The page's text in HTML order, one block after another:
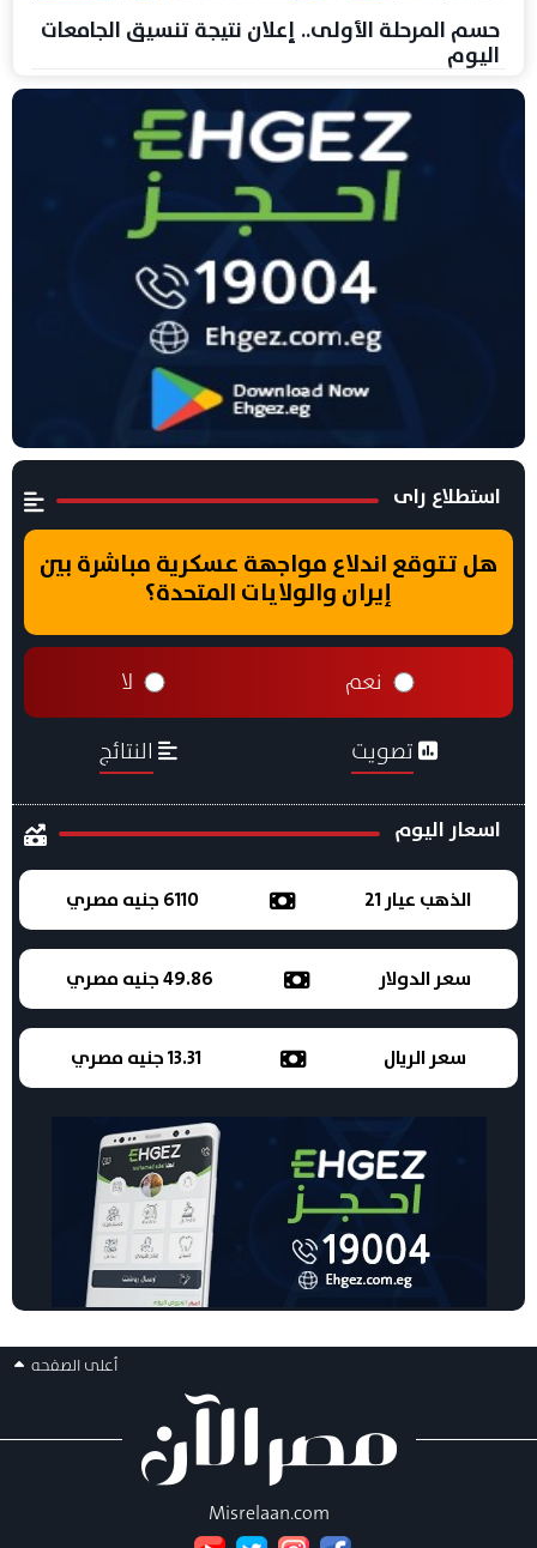
حسم المرحلة الأولى.. إعلان نتيجة تنسيق الجامعات
اليوم
استطلاع راى
هل تتوقع اندلاع مواجهة عسكرية مباشرة بين
إيران والولايات المتحدة؟
نعم لا
تصويت النتائج
اسعار اليوم
الذهب عيار 21 6110 جنيه مصري
سعر الدولار 49.86 جنيه مصري
سعر الريال 13.31 جنيه مصري
أعلى الصفحه
Misrelaan.com